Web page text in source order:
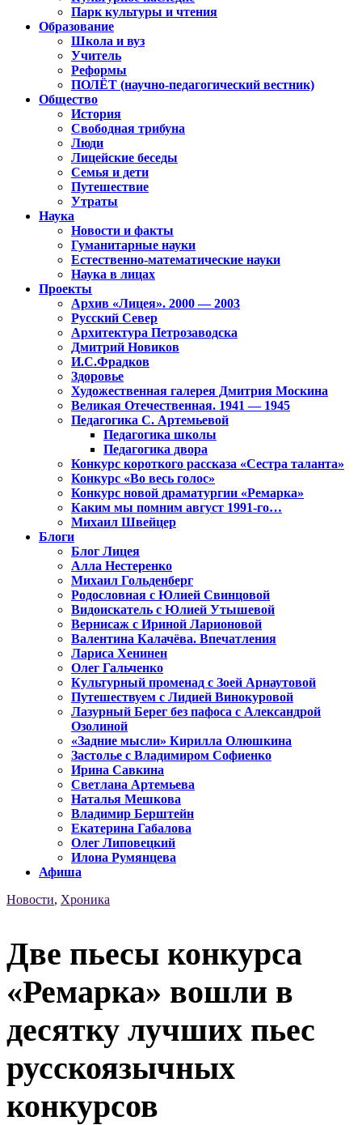
Парк культуры и чтения
Образование
Школа и вуз
Учитель
Реформы
ПОЛЁТ (научно-педагогический вестник)
Общество
История
Свободная трибуна
Люди
Лицейские беседы
Семья и дети
Путешествие
Утраты
Наука
Новости и факты
Гуманитарные науки
Естественно-математические науки
Наука в лицах
Проекты
Архив «Лицея». 2000 — 2003
Русский Север
Архитектура Петрозаводска
Дмитрий Новиков
И.С.Фрадков
Здоровье
Художественная галерея Дмитрия Москина
Великая Отечественная. 1941 — 1945
Педагогика С. Артемьевой
Педагогика школы
Педагогика двора
Конкурс короткого рассказа «Сестра таланта»
Конкурс «Во весь голос»
Конкурс новой драматургии «Ремарка»
Каким мы помним август 1991-го…
Михаил Швейцер
Блоги
Блог Лицея
Алла Нестеренко
Михаил Гольденберг
Родословная с Юлией Свинцовой
Видоискатель с Юлией Утышевой
Вернисаж с Ириной Ларионовой
Валентина Калачёва. Впечатления
Лариса Хенинен
Олег Гальченко
Культурный променад с Зоей Арнаутовой
Путешествуем с Лидией Винокуровой
Лазурный Берег без пафоса с Александрой
Озолиной
«Задние мысли» Кирилла Олюшкина
Застолье с Владимиром Софиенко
Ирина Савкина
Светлана Артемьева
Наталья Мешкова
Владимир Берштейн
Екатерина Габалова
Олег Липовецкий
Илона Румянцева
Афиша
Новости, Хроника
Две пьесы конкурса
«Ремарка» вошли в
десятку лучших пьес
русскоязычных
конкурсов